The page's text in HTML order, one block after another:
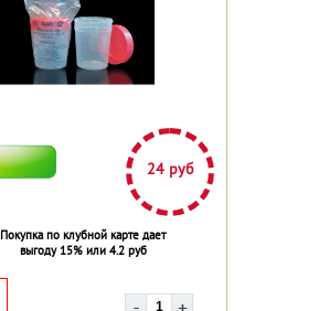
24 руб
Покупка по клубной карте дает
выгоду 15% или 4.2 руб